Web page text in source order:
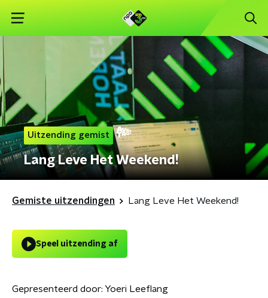
Uitzending gemist
Lang Leve Het Weekend!
Gemiste uitzendingen Lang Leve Het Weekend!
Speel uitzending af
Gepresenteerd door: Yoeri Leeflang